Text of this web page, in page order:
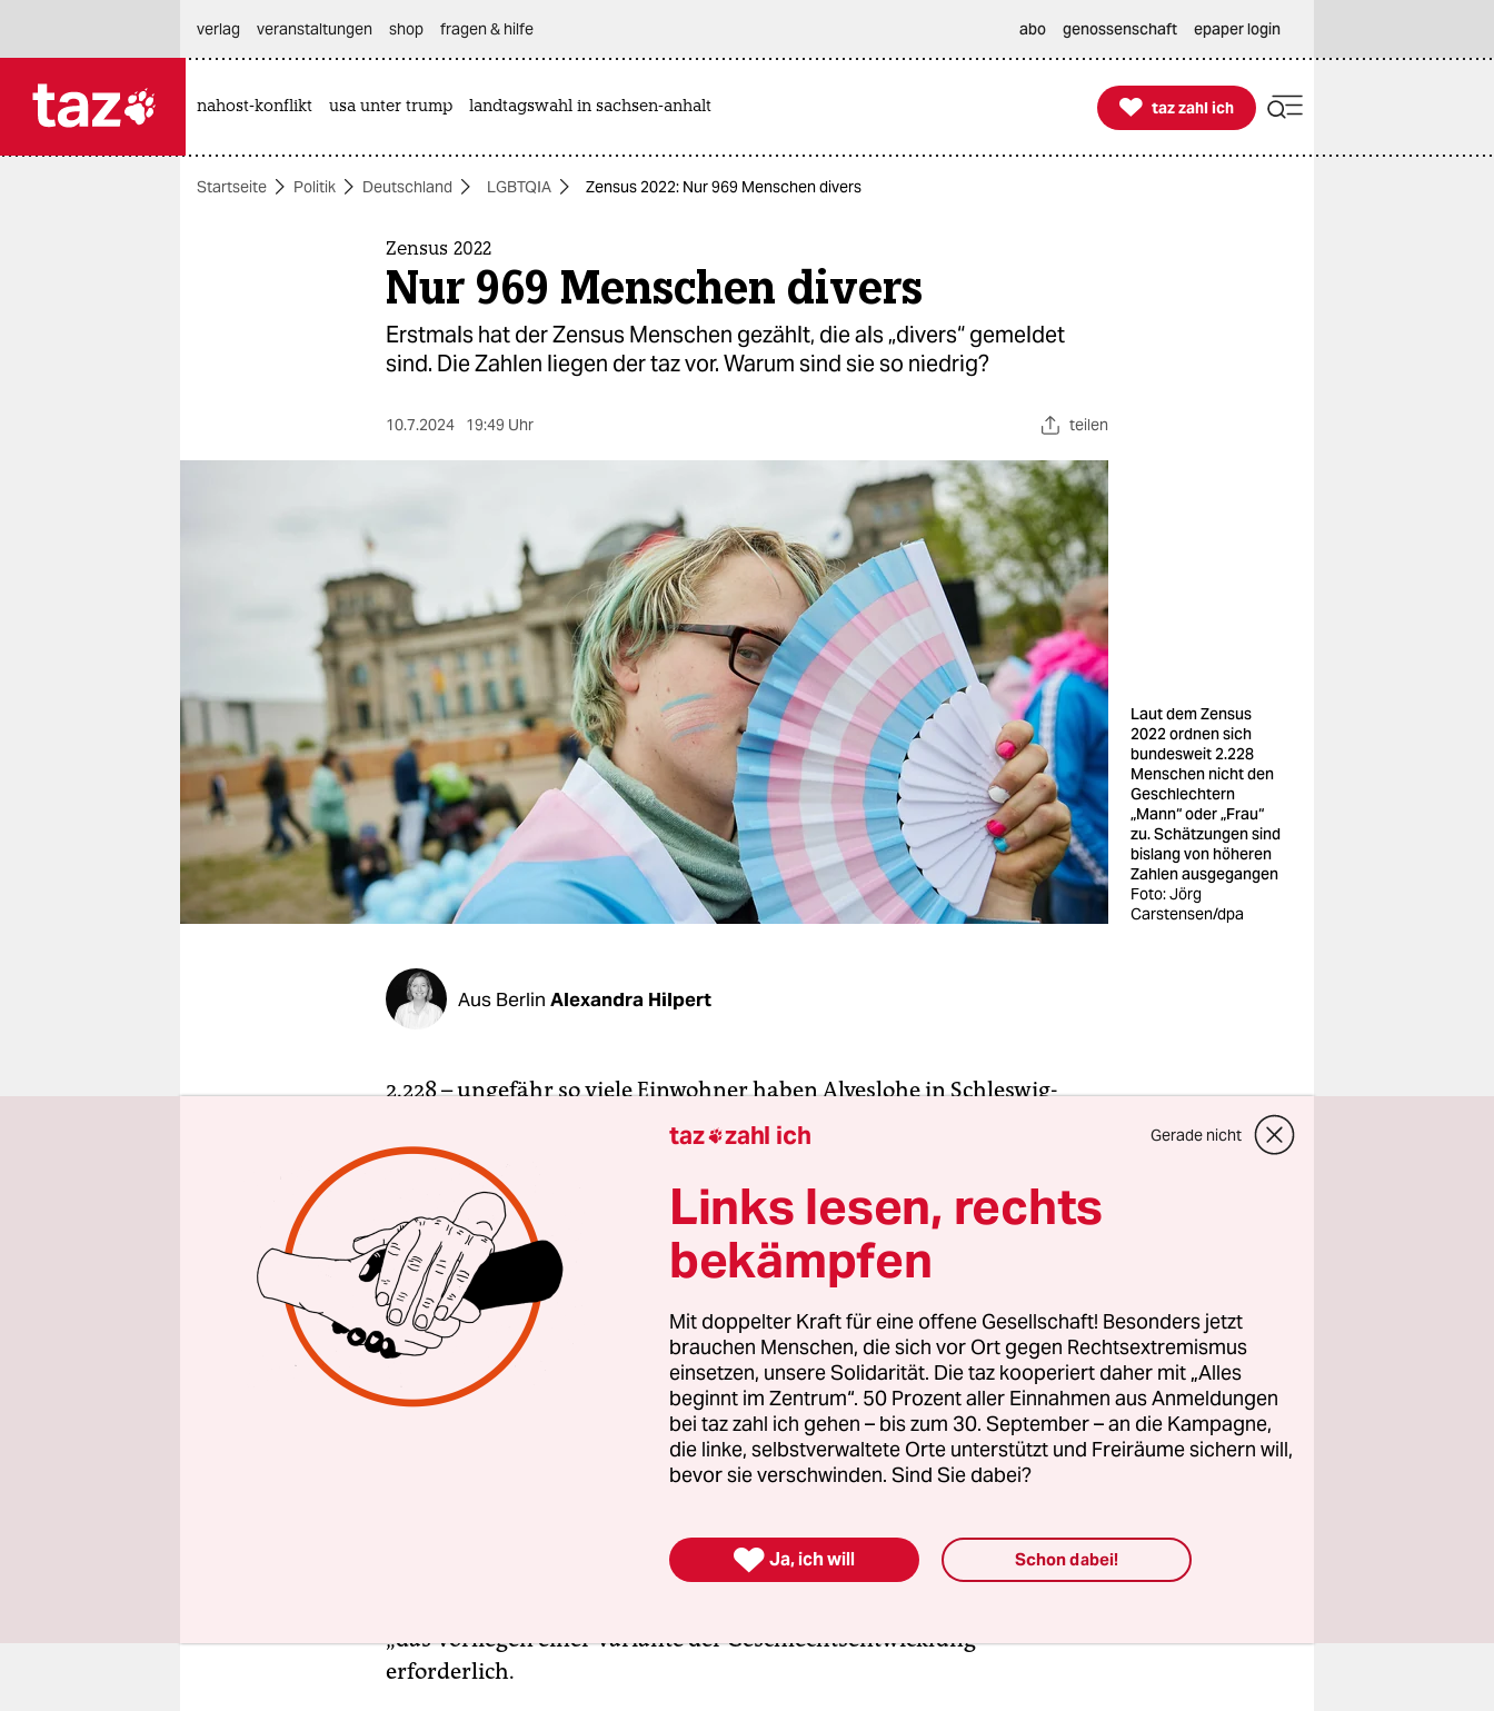
themen
verlag
veranstaltungen
shop
fragen & hilfe
unterstützen
abo
verlag
veranstaltungen shop fragen & hilfe abo genossenschaft epaper login
nahost-konflikt usa unter trump landtagswahl in sachsen-anhalt 
taz zahl ich
taz zahl ich
Startseite Politik Deutschland LGBTQIA Zensus 2022: Nur 969 Menschen divers
Zensus 2022
Nur 969 Menschen divers
Erstmals hat der Zensus Menschen gezählt, die als „divers“ gemeldet
sind. Die Zahlen liegen der taz vor. Warum sind sie so niedrig?
10.7.2024 19:49 Uhr teilen
Laut dem Zensus
2022 ordnen sich
bundesweit 2.228
Menschen nicht den
Geschlechtern
„Mann“ oder „Frau“
zu. Schätzungen sind
bislang von höheren
Zahlen ausgegangen
Foto: Jörg
Carstensen/dpa
Aus Berlin Alexandra Hilpert
2.228 – ungefähr so viele Einwohner haben Alveslohe in Schleswig-
Holstein oder Felixsee in Brandenburg. Und so viele Menschen sind in
Deutschland laut den neuen Zensusdaten weder Mann noch Frau. Laut
den Zahlen, die das Statistische Bundesamt auf Sonderanfrage der taz
ausgewertet hat, lebten zum Stichtag im Mai 2022 in Deutschland
genau 42.044.446 Frauen und 40.672.866 Männer. 1.259 Personen
machten keine Angabe, 969 bezeichneten sich als divers. Prozentual
sind also 0,001522 Prozent der Bevölkerung ohne Angabe und 0,001171
Prozent divers, zusammen 0,002693 Prozent.
Das ist absurd wenig. Die Deutsche Gesellschaft für Trans*- und In­ter*­
ge­schlecht­lich­keit (dgti) schätzt, dass tatsächlich ca. 1,7 Prozent der
Bevölkerung intergeschlechtlich sind. Die Option „divers“ gibt es erst
per Personenstandsgesetz ihr Geschlecht und ihre Vornamen im
Geburtenregister, das Teil des Personenstandsregisters ist, ändern
„das Vorliegen einer Variante der Geschlechtsentwicklung“
erforderlich.
taz zahl ich Gerade nicht
Links lesen, rechts
bekämpfen
Mit doppelter Kraft für eine offene Gesellschaft! Besonders jetzt
brauchen Menschen, die sich vor Ort gegen Rechtsextremismus
einsetzen, unsere Solidarität. Die taz kooperiert daher mit „Alles
beginnt im Zentrum“. 50 Prozent aller Einnahmen aus Anmeldungen
bei taz zahl ich gehen – bis zum 30. September – an die Kampagne,
die linke, selbstverwaltete Orte unterstützt und Freiräume sichern will,
bevor sie verschwinden. Sind Sie dabei?
 Ja, ich will Schon dabei!